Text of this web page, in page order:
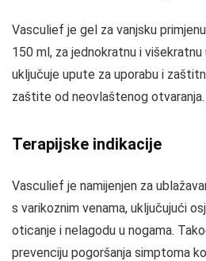
Vasculief je gel za vanjsku
150 ml, za jednokratnu i višekratnu
uključuje upute za uporabu i
zaštite od neovlaštenog otvaranja.
Terapijske indikacije
Vasculief je namijenjen za
s varikoznim venama, uključujući
oticanje i nelagodu u nogama.
prevenciju pogoršanja simptoma